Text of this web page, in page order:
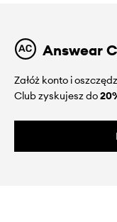
Answear
Załóż konto i
Club zyskujesz do